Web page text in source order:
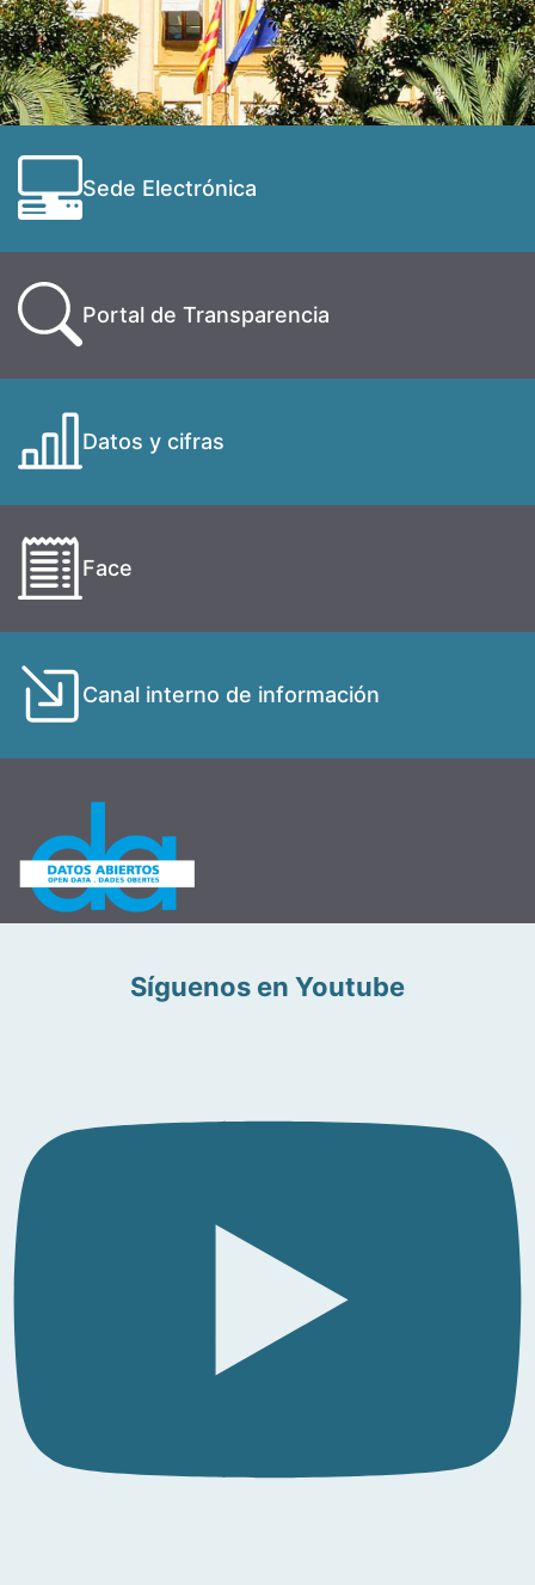
Sede Electrónica
Portal de Transparencia
Datos y cifras
Face
Canal interno de información
Síguenos en Youtube